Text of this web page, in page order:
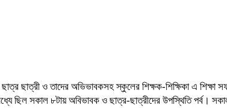
ছাত্রী ও তাদের অভিভাবকসহ স্কুলের শিক্ষক-শিক্ষিকা এ শিক্ষা
ছিল সকাল ৮টায় অবিভাবক ও ছাত্র-ছাত্রীদের উপস্থিতি পর্ব।